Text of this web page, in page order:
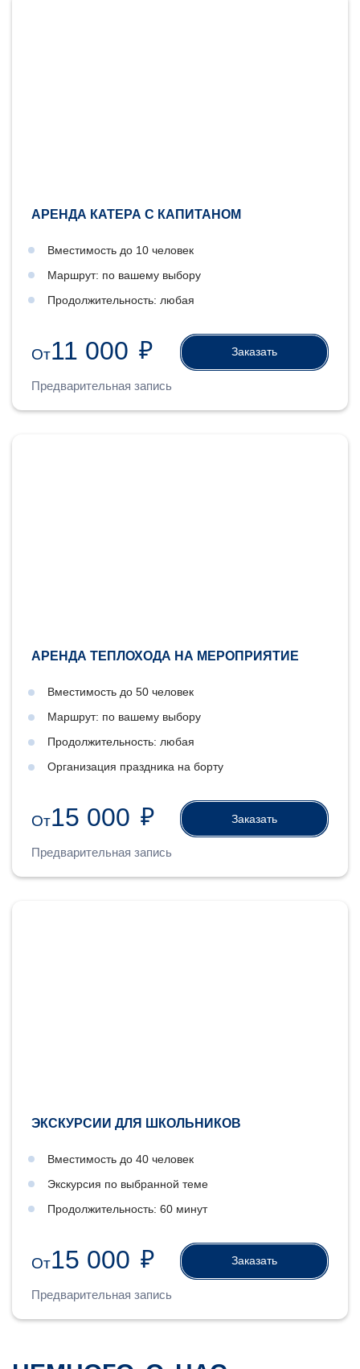
АРЕНДА КАТЕРА С КАПИТАНОМ
Вместимость до 10 человек
Маршрут: по вашему выбору
Продолжительность: любая
От11 000 ₽ Заказать
Предварительная запись
АРЕНДА ТЕПЛОХОДА НА МЕРОПРИЯТИЕ
Вместимость до 50 человек
Маршрут: по вашему выбору
Продолжительность: любая
Организация праздника на борту
От15 000 ₽ Заказать
Предварительная запись
ЭКСКУРСИИ ДЛЯ ШКОЛЬНИКОВ
Вместимость до 40 человек
Экскурсия по выбранной теме
Продолжительность: 60 минут
От15 000 ₽ Заказать
Предварительная запись